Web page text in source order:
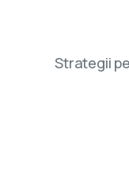
Strategii